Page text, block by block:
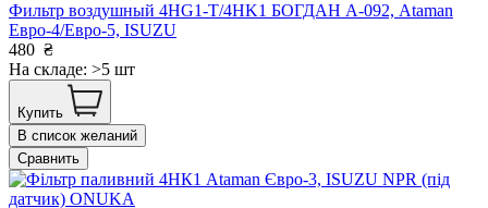
Фильтр воздушный 4HG1-T/4HK1 БОГДАН А-092, Ataman
Евро-4/Евро-5, ISUZU
480 ₴
На складе: >5 шт
Купить
В список желаний
Сравнить